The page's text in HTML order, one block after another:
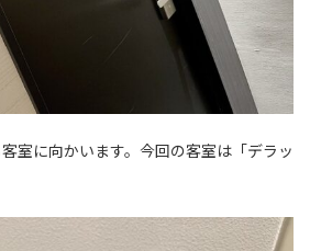
室に向かいます。今回の客室は「デラッ